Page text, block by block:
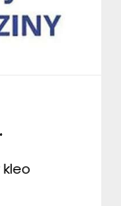
kleo